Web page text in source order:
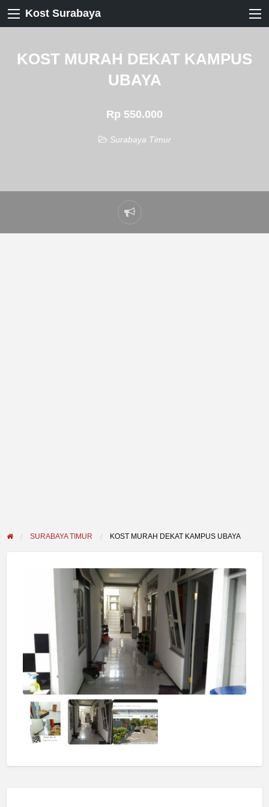
Kost Surabaya
KOST MURAH DEKAT KAMPUS
UBAYA
Rp 550.000
Surabaya Timur
Laporkan
masalah
SURABAYA TIMUR KOST MURAH DEKAT KAMPUS UBAYA